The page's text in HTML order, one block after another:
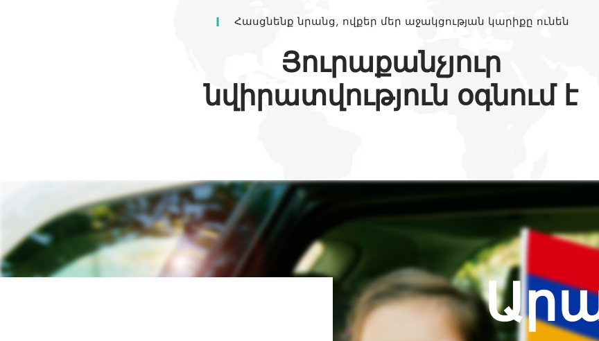
Հասցնենք նրանց, ովքեր մեր աջակցության կարիքը ունեն
Յուրաքանչյուր
նվիրատվություն օգնում է